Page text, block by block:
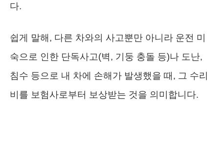
다.
쉽게 말해, 다른 차와의 사고뿐만 아니라 운전 미
숙으로 인한 단독사고(벽, 기둥 충돌 등)나 도난,
침수 등으로 내 차에 손해가 발생했을 때, 그 수리
비를 보험사로부터 보상받는 것을 의미합니다.